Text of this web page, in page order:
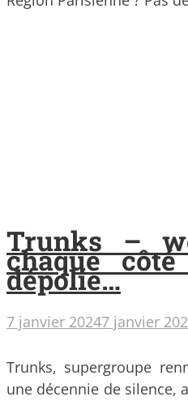
Trunks –
chaque
dépolie…
7 janvier 20247 janvier
Trunks, supergroupe
une décennie de silence,